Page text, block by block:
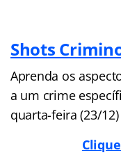
Shots
Aprenda os
a um crime
quarta-feira (23/